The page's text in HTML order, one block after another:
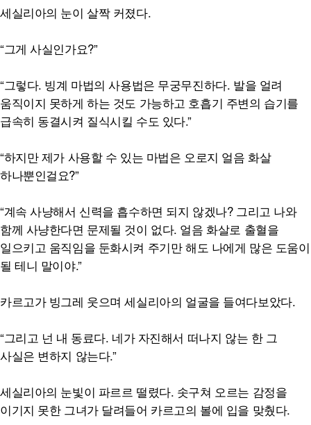
세실리아의 눈이 살짝 커졌다.
“그게 사실인가요?”
“그렇다. 빙계 마법의 사용법은 무궁무진하다. 발을 얼려
움직이지 못하게 하는 것도 가능하고 호흡기 주변의 습기를
급속히 동결시켜 질식시킬 수도 있다.”
“하지만 제가 사용할 수 있는 마법은 오로지 얼음 화살
하나뿐인걸요?”
“계속 사냥해서 신력을 흡수하면 되지 않겠나? 그리고 나와
함께 사냥한다면 문제될 것이 없다. 얼음 화살로 출혈을
일으키고 움직임을 둔화시켜 주기만 해도 나에게 많은 도움이
될 테니 말이야.”
카르고가 빙그레 웃으며 세실리아의 얼굴을 들여다보았다.
“그리고 넌 내 동료다. 네가 자진해서 떠나지 않는 한 그
사실은 변하지 않는다.”
세실리아의 눈빛이 파르르 떨렸다. 솟구쳐 오르는 감정을
이기지 못한 그녀가 달려들어 카르고의 볼에 입을 맞췄다.